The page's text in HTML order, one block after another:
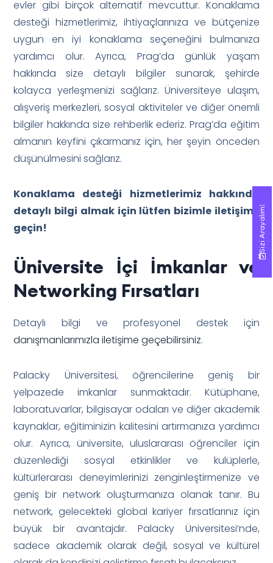
evler gibi birçok alternatif mevcuttur. Konaklama
desteği hizmetlerimiz, ihtiyaçlarınıza ve bütçenize
uygun en iyi konaklama seçeneğini bulmanıza
yardımcı olur. Ayrıca, Prag’da günlük yaşam
hakkında size detaylı bilgiler sunarak, şehirde
kolayca yerleşmenizi sağlarız. Üniversiteye ulaşım,
alışveriş merkezleri, sosyal aktiviteler ve diğer önemli
bilgiler hakkında size rehberlik ederiz. Prag’da eğitim
almanın keyfini çıkarmanız için, her şeyin önceden
düşünülmesini sağlarız.
Konaklama desteği hizmetlerimiz hakkında
detaylı bilgi almak için lütfen bizimle iletişime
geçin!
Üniversite İçi İmkanlar ve
Networking Fırsatları
Detaylı bilgi ve profesyonel destek için
danışmanlarımızla iletişime geçebilirsiniz.
Palacky Üniversitesi, öğrencilerine geniş bir
yelpazede imkanlar sunmaktadır. Kütüphane,
laboratuvarlar, bilgisayar odaları ve diğer akademik
kaynaklar, eğitiminizin kalitesini artırmanıza yardımcı
olur. Ayrıca, üniversite, uluslararası öğrenciler için
düzenlediği sosyal etkinlikler ve kulüplerle,
kültürlerarası deneyimlerinizi zenginleştirmenize ve
geniş bir network oluşturmanıza olanak tanır. Bu
network, gelecekteki global kariyer fırsatlarınız için
büyük bir avantajdır. Palacky Üniversitesi’nde,
sadece akademik olarak değil, sosyal ve kültürel
Sizi Arayalım!
Sizi Arayalım!